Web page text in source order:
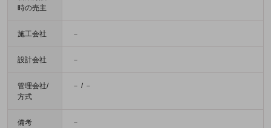
時の売主
施工会社 －
設計会社 －
管理会社/
方式
－ / －
備考 －